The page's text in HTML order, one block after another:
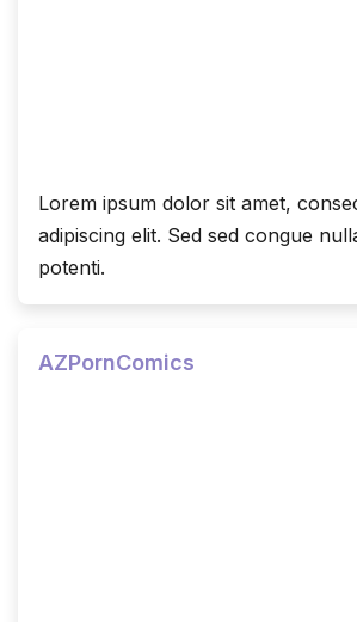
Lorem ipsum dolor sit amet,
adipiscing elit. Sed sed congue
potenti.
AZPornComics